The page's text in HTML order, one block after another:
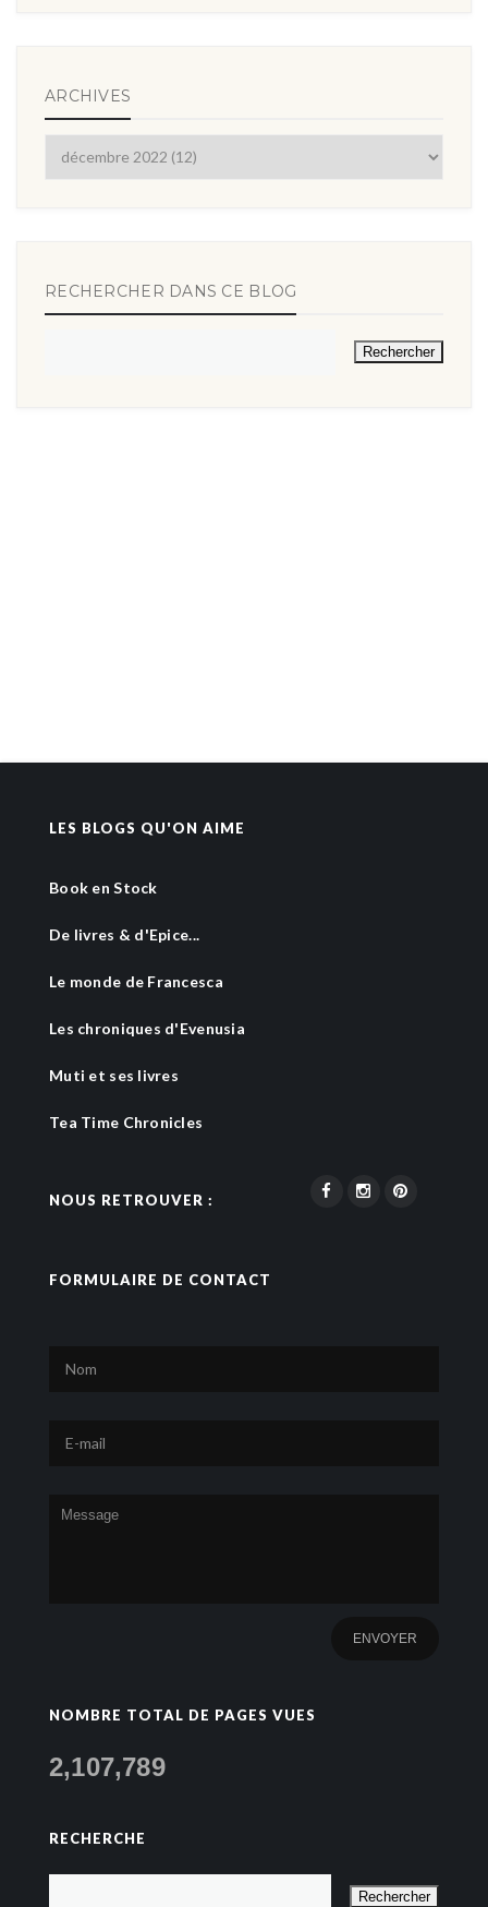
ARCHIVES
RECHERCHER DANS CE BLOG
LES BLOGS QU'ON AIME
Book en Stock
De livres & d'Epice...
Le monde de Francesca
Les chroniques d'Evenusia
Muti et ses livres
Tea Time Chronicles
NOUS RETROUVER :
FORMULAIRE DE CONTACT
NOMBRE TOTAL DE PAGES VUES
2,107,789
RECHERCHE